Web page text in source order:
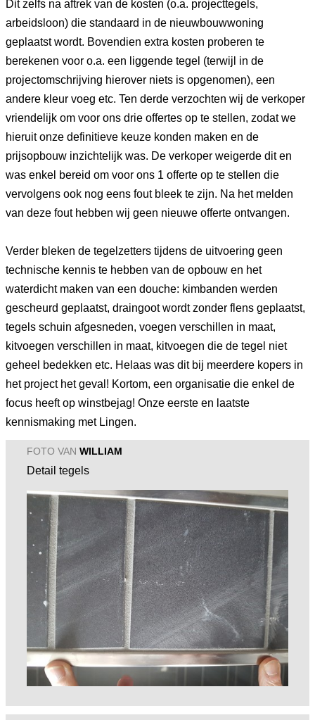
Dit zelfs na aftrek van de kosten (o.a. projecttegels,
arbeidsloon) die standaard in de nieuwbouwwoning
geplaatst wordt. Bovendien extra kosten proberen te
berekenen voor o.a. een liggende tegel (terwijl in de
projectomschrijving hierover niets is opgenomen), een
andere kleur voeg etc. Ten derde verzochten wij de verkoper
vriendelijk om voor ons drie offertes op te stellen, zodat we
hieruit onze definitieve keuze konden maken en de
prijsopbouw inzichtelijk was. De verkoper weigerde dit en
was enkel bereid om voor ons 1 offerte op te stellen die
vervolgens ook nog eens fout bleek te zijn. Na het melden
van deze fout hebben wij geen nieuwe offerte ontvangen.
Verder bleken de tegelzetters tijdens de uitvoering geen
technische kennis te hebben van de opbouw en het
waterdicht maken van een douche: kimbanden werden
gescheurd geplaatst, draingoot wordt zonder flens geplaatst,
tegels schuin afgesneden, voegen verschillen in maat,
kitvoegen verschillen in maat, kitvoegen die de tegel niet
geheel bedekken etc. Helaas was dit bij meerdere kopers in
het project het geval! Kortom, een organisatie die enkel de
focus heeft op winstbejag! Onze eerste en laatste
kennismaking met Lingen.
FOTO VAN WILLIAM
Detail tegels